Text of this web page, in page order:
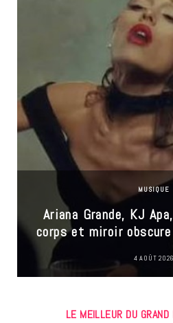
MUSIQUE
Ariana Grande, KJ
corps et miroir
4 AOÛT 2026
LE MEILLEUR DU